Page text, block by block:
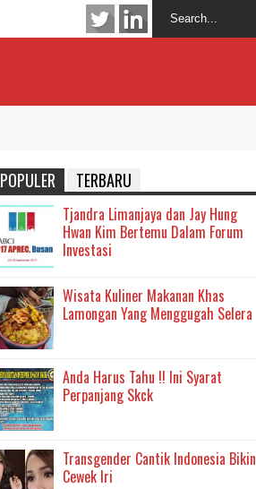
POPULER TERBARU
Tjandra Limanjaya dan Jay Hung
Hwan Kim Bertemu Dalam Forum
Investasi
Wisata Kuliner Makanan Khas
Lamongan Yang Menggugah Selera
Anda Harus Tahu !! Ini Syarat
Perpanjang Skck
Transgender Cantik Indonesia Bikin
Cewek Iri